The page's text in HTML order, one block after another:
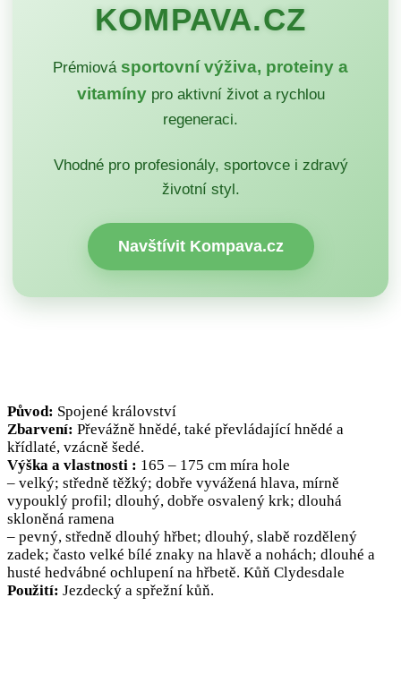
KOMPAVA.CZ
Prémiová sportovní výživa, proteiny a
vitamínypro aktivní život a rychlou
regeneraci.
Vhodné pro profesionály, sportovce i zdravý
životní styl.
Navštívit Kompava.cz
Původ: Spojené království
Zbarvení: Převážně hnědé, také převládající hnědé a
křídlaté, vzácně šedé.
Výška a vlastnosti : 165 – 175 cm míra hole
– velký; středně těžký; dobře vyvážená hlava, mírně
vypouklý profil; dlouhý, dobře osvalený krk; dlouhá
skloněná ramena
– pevný, středně dlouhý hřbet; dlouhý, slabě rozdělený
zadek; často velké bílé znaky na hlavě a nohách; dlouhé a
husté hedvábné ochlupení na hřbetě. Kůň Clydesdale
Použití: Jezdecký a spřežní kůň.